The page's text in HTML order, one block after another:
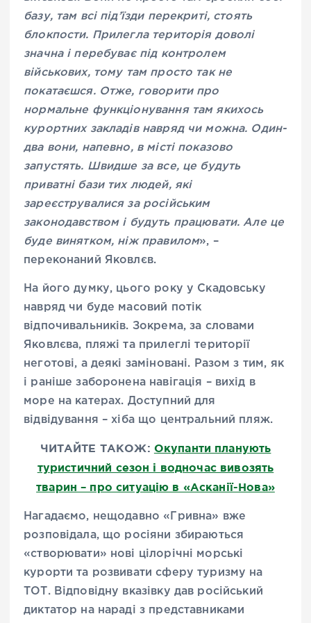
базу, там всі під’їзди перекриті, стоять
блокпости. Прилегла територія доволі
значна і перебуває під контролем
військових, тому там просто так не
покатаєшся. Отже, говорити про
нормальне функціонування там якихось
курортних закладів навряд чи можна. Один-
два вони, напевно, в місті показово
запустять. Швидше за все, це будуть
приватні бази тих людей, які
зареєструвалися за російським
законодавством і будуть працювати. Але це
буде винятком, ніж правилом», –
переконаний Яковлєв.
На його думку, цього року у Скадовську
навряд чи буде масовий потік
відпочивальників. Зокрема, за словами
Яковлєва, пляжі та прилеглі території
неготові, а деякі заміновані. Разом з тим, як
і раніше заборонена навігація – вихід в
море на катерах. Доступний для
відвідування – хіба що центральний пляж.
ЧИТАЙТЕ ТАКОЖ: Окупанти планують
туристичний сезон і водночас вивозять
тварин – про ситуацію в «Асканії-Нова»
Нагадаємо, нещодавно «Гривна» вже
розповідала, що росіяни збираються
«створювати» нові цілорічні морські
курорти та розвивати сферу туризму на
ТОТ. Відповідну вказівку дав російський
диктатор на нараді з представниками